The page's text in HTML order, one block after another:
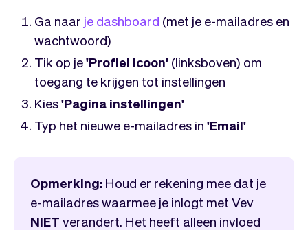
Betalingen
App
Klanten
Team
Embed Vev
Lessen
Marketing
Bedrijf
Software
Vev
Automatische piloot
Administratie
Communicatie
Bezorging
Ga naar je dashboard (met je e-mailadres en
wachtwoord)
Tik op je'Profiel icoon' (linksboven) om
toegang te krijgen tot instellingen
Kies'Pagina instellingen'
Typ het nieuwe e-mailadres in 'Email'
Opmerking: Houd er rekening mee dat je
e-mailadres waarmee je inlogt met Vev
NIET verandert. Het heeft alleen invloed